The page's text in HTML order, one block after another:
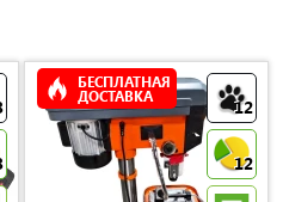
12
12
БЕСПЛАТНАЯ
ДОСТАВКА